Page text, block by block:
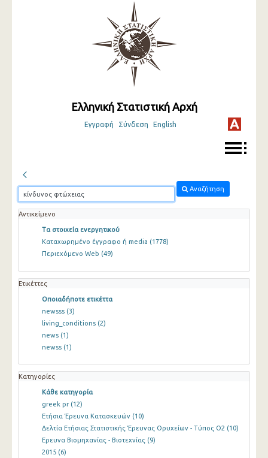
Ελληνική Στατιστική Αρχή
Εγγραφή Σύνδεση English
Αναζήτηση
Αντικείμενο
Τα στοιχεία ενεργητικού
Καταχωρημένο έγγραφο ή media (1778)
Περιεχόμενο Web (49)
Ετικέττες
Οποιαδήποτε ετικέττα
newsss (3)
living_conditions (2)
news (1)
newss (1)
Κατηγορίες
Κάθε κατηγορία
greek pr (12)
Ετήσια Έρευνα Κατασκευών (10)
Δελτία Ετήσιας Στατιστικής Έρευνας Ορυχείων - Τύπος Ο2 (10)
Ερευνα Βιομηχανίας - Βιοτεχνίας (9)
2015 (6)